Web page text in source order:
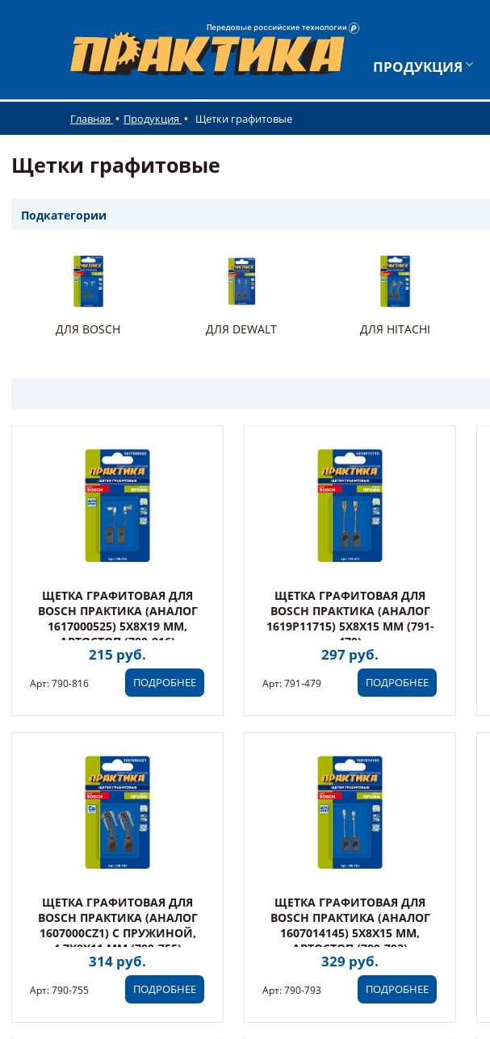
ПРОДУКЦИЯ
Главная Продукция Щетки графитовые
Щетки графитовые
Подкатегории
ДЛЯ BOSCH ДЛЯ DEWALT ДЛЯ HITACHI
ЩЕТКА ГРАФИТОВАЯ ДЛЯ
BOSCH ПРАКТИКА (АНАЛОГ
1617000525) 5X8X19 ММ,
АВТОСТОП (790-816)
215 руб.
ПОДРОБНЕЕ
Арт: 790-816
ЩЕТКА ГРАФИТОВАЯ ДЛЯ
BOSCH ПРАКТИКА (АНАЛОГ
1619P11715) 5X8X15 ММ (791-
479)
297 руб.
ПОДРОБНЕЕ
Арт: 791-479
ЩЕТКА ГРАФИТОВАЯ ДЛЯ
BOSCH ПРАКТИКА (АНАЛОГ
1607000CZ1) С ПРУЖИНОЙ,
4,7X8X11 ММ (790-755)
314 руб.
ПОДРОБНЕЕ
Арт: 790-755
ЩЕТКА ГРАФИТОВАЯ ДЛЯ
BOSCH ПРАКТИКА (АНАЛОГ
1607014145) 5X8X15 ММ,
АВТОСТОП (790-793)
329 руб.
ПОДРОБНЕЕ
Арт: 790-793